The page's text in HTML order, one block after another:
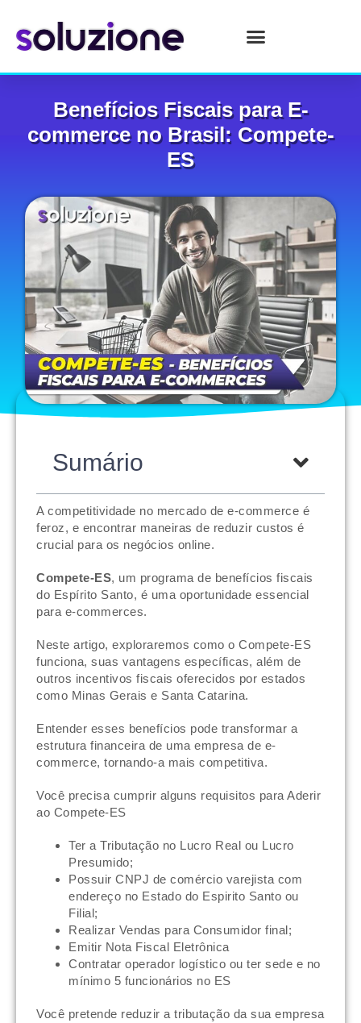
Benefícios Fiscais para E-
commerce no Brasil: Compete-
ES
Sumário
A competitividade no mercado de e-commerce é
feroz, e encontrar maneiras de reduzir custos é
crucial para os negócios online.
Compete-ES, um programa de benefícios fiscais
do Espírito Santo, é uma oportunidade essencial
para e-commerces.
Neste artigo, exploraremos como o Compete-ES
funciona, suas vantagens específicas, além de
outros incentivos fiscais oferecidos por estados
como Minas Gerais e Santa Catarina.
Entender esses benefícios pode transformar a
estrutura financeira de uma empresa de e-
commerce, tornando-a mais competitiva.
Você precisa cumprir alguns requisitos para Aderir
ao Compete-ES
Ter a Tributação no Lucro Real ou Lucro
Presumido;
Possuir CNPJ de comércio varejista com
endereço no Estado do Espirito Santo ou
Filial;
Realizar Vendas para Consumidor final;
Emitir Nota Fiscal Eletrônica
Contratar operador logístico ou ter sede e no
mínimo 5 funcionários no ES
Você pretende reduzir a tributação da sua empresa